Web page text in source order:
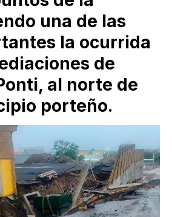
una de las
la ocurrida
de
al norte de
porteño.